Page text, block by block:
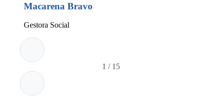
Macarena Bravo
Gestora Social
1 / 15